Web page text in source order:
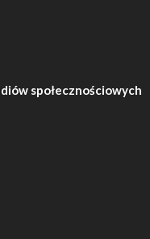
społecznościowych